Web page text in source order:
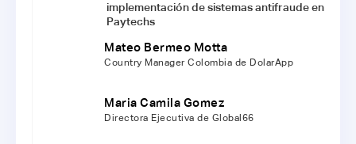
implementación de sistemas antifraude en
Paytechs
Mateo Bermeo Motta
Country Manager Colombia de DolarApp
Maria Camila Gomez
Directora Ejecutiva de Global66